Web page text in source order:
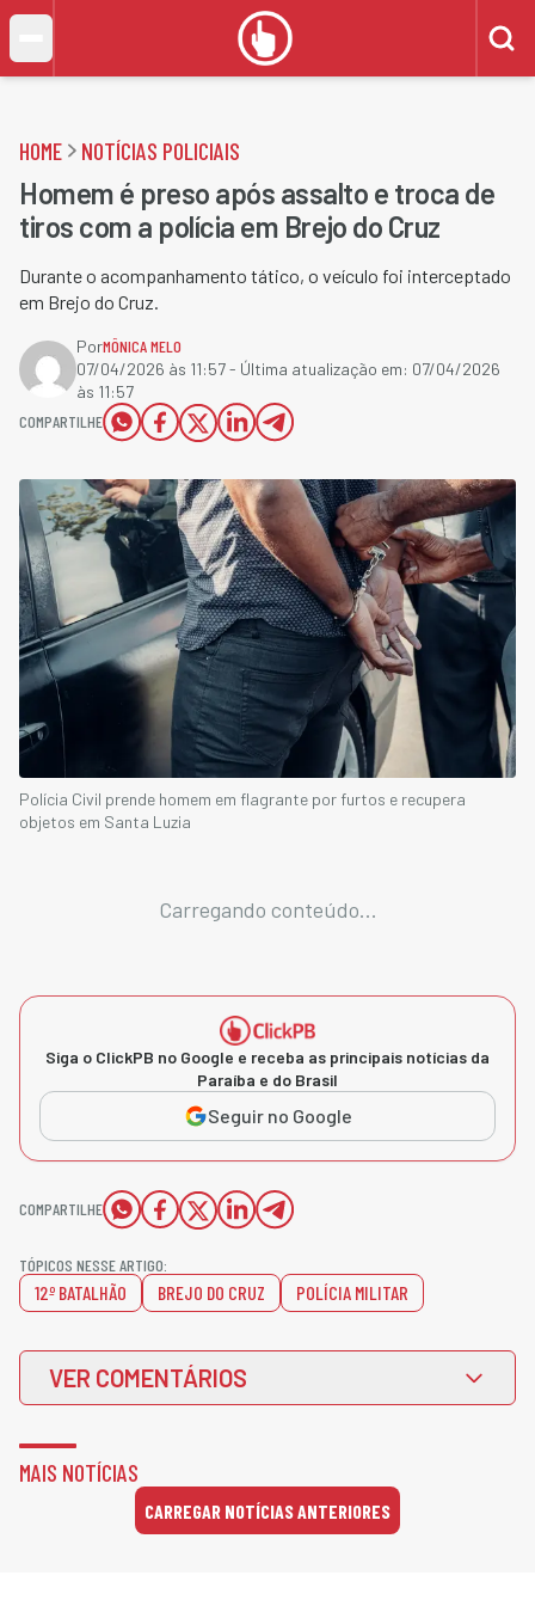
HOME NOTÍCIAS POLICIAIS
Homem é preso após assalto e troca de
tiros com a polícia em Brejo do Cruz
Durante o acompanhamento tático, o veículo foi interceptado
em Brejo do Cruz.
PorMÔNICA MELO
07/04/2026 às 11:57- Última atualização em: 07/04/2026
às 11:57
COMPARTILHE
Polícia Civil prende homem em flagrante por furtos e recupera
objetos em Santa Luzia
Carregando conteúdo...
Siga o ClickPB no Google e receba as principais notícias da
Paraíba e do Brasil
Seguir no Google
COMPARTILHE
TÓPICOS NESSE ARTIGO:
12º BATALHÃO BREJO DO CRUZ POLÍCIA MILITAR
VER COMENTÁRIOS
MAIS NOTÍCIAS
CARREGAR NOTÍCIAS ANTERIORES